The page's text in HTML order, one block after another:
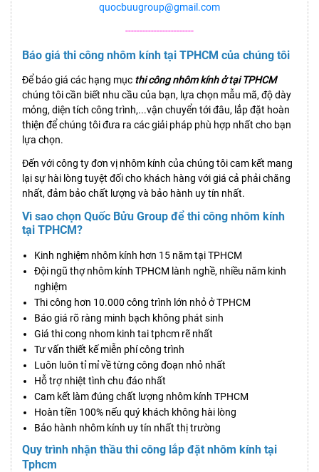
quocbuugroup@gmail.com
------------------------
Báo giá thi công nhôm kính tại TPHCM của chúng tôi
Để báo giá các hạng mục thi công nhôm kính ở tại TPHCM
chúng tôi cần biết nhu cầu của bạn, lựa chọn mẫu mã, độ dày
mỏng, diện tích công trình,...vận chuyển tới đâu, lắp đặt hoàn
thiện để chúng tôi đưa ra các giải pháp phù hợp nhất cho bạn
lựa chọn.
Đến với công ty đơn vị nhôm kính của chúng tôi cam kết mang
lại sự hài lòng tuyệt đối cho khách hàng với giá cả phải chăng
nhất, đảm bảo chất lượng và bảo hành uy tín nhất.
Vì sao chọn Quốc Bửu Group để thi công nhôm kính
tại TPHCM?
Kinh nghiệm nhôm kính hơn 15 năm tại TPHCM
Đội ngũ thợ nhôm kính TPHCM lành nghề, nhiều năm kinh
nghiệm
Thi công hơn 10.000 công trình lớn nhỏ ở TPHCM
Báo giá rõ ràng minh bạch không phát sinh
Giá thi cong nhom kinh tai tphcm rẽ nhất
Tư vấn thiết kế miễn phí công trình
Luôn luôn tỉ mỉ về từng công đoạn nhỏ nhất
Hỗ trợ nhiệt tình chu đáo nhất
Cam kết làm đúng chất lượng nhôm kính TPHCM
Hoàn tiền 100% nếu quý khách không hài lòng
Bảo hành nhôm kính uy tín nhất thị trường
Quy trình nhận thầu thi công lắp đặt nhôm kính tại
Tphcm